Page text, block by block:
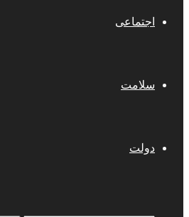
اجتماعی
سلامت
دولت